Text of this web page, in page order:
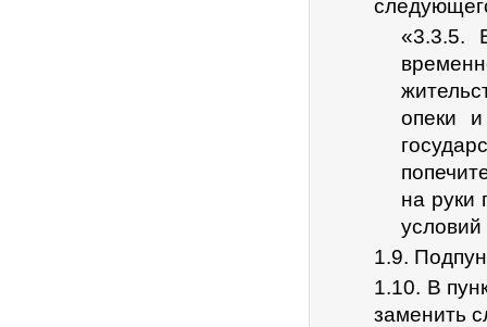
«3.3.5.
опеки и
на руки
1.9.
1.10. В
заменить